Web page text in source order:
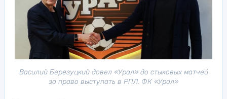
Василий Березуцкий довел «Урал» до стыковых матчей
за право выступать в РПЛ. ФК «Урал»